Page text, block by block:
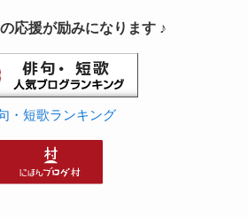
応援が励みになります ♪
・短歌ランキング